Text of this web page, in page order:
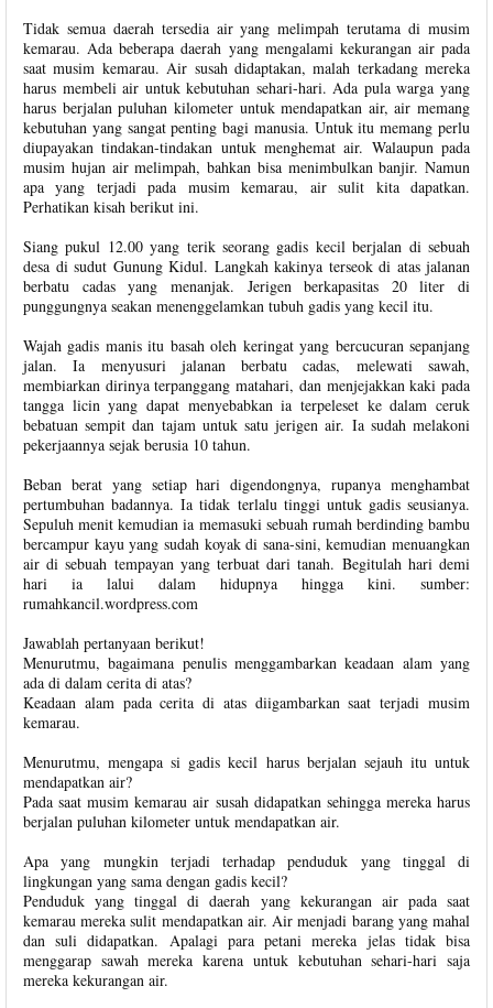
Tidak semua daerah tersedia air yang melimpah terutama di musim
kemarau. Ada beberapa daerah yang mengalami kekurangan air pada
saat musim kemarau. Air susah didaptakan, malah terkadang mereka
harus membeli air untuk kebutuhan sehari-hari. Ada pula warga yang
harus berjalan puluhan kilometer untuk mendapatkan air, air memang
kebutuhan yang sangat penting bagi manusia. Untuk itu memang perlu
diupayakan tindakan-tindakan untuk menghemat air. Walaupun pada
musim hujan air melimpah, bahkan bisa menimbulkan banjir. Namun
apa yang terjadi pada musim kemarau, air sulit kita dapatkan.
Perhatikan kisah berikut ini.
Siang pukul 12.00 yang terik seorang gadis kecil berjalan di sebuah
desa di sudut Gunung Kidul. Langkah kakinya terseok di atas jalanan
berbatu cadas yang menanjak. Jerigen berkapasitas 20 liter di
punggungnya seakan menenggelamkan tubuh gadis yang kecil itu.
Wajah gadis manis itu basah oleh keringat yang bercucuran sepanjang
jalan. Ia menyusuri jalanan berbatu cadas, melewati sawah,
membiarkan dirinya terpanggang matahari, dan menjejakkan kaki pada
tangga licin yang dapat menyebabkan ia terpeleset ke dalam ceruk
bebatuan sempit dan tajam untuk satu jerigen air. Ia sudah melakoni
pekerjaannya sejak berusia 10 tahun.
Beban berat yang setiap hari digendongnya, rupanya menghambat
pertumbuhan badannya. Ia tidak terlalu tinggi untuk gadis seusianya.
Sepuluh menit kemudian ia memasuki sebuah rumah berdinding bambu
bercampur kayu yang sudah koyak di sana-sini, kemudian menuangkan
air di sebuah tempayan yang terbuat dari tanah. Begitulah hari demi
hari ia lalui dalam hidupnya hingga kini. sumber:
rumahkancil.wordpress.com
Jawablah pertanyaan berikut!
Menurutmu, bagaimana penulis menggambarkan keadaan alam yang
ada di dalam cerita di atas?
Keadaan alam pada cerita di atas diigambarkan saat terjadi musim
kemarau.
Menurutmu, mengapa si gadis kecil harus berjalan sejauh itu untuk
mendapatkan air?
Pada saat musim kemarau air susah didapatkan sehingga mereka harus
berjalan puluhan kilometer untuk mendapatkan air.
Apa yang mungkin terjadi terhadap penduduk yang tinggal di
lingkungan yang sama dengan gadis kecil?
Penduduk yang tinggal di daerah yang kekurangan air pada saat
kemarau mereka sulit mendapatkan air. Air menjadi barang yang mahal
dan suli didapatkan. Apalagi para petani mereka jelas tidak bisa
menggarap sawah mereka karena untuk kebutuhan sehari-hari saja
mereka kekurangan air.